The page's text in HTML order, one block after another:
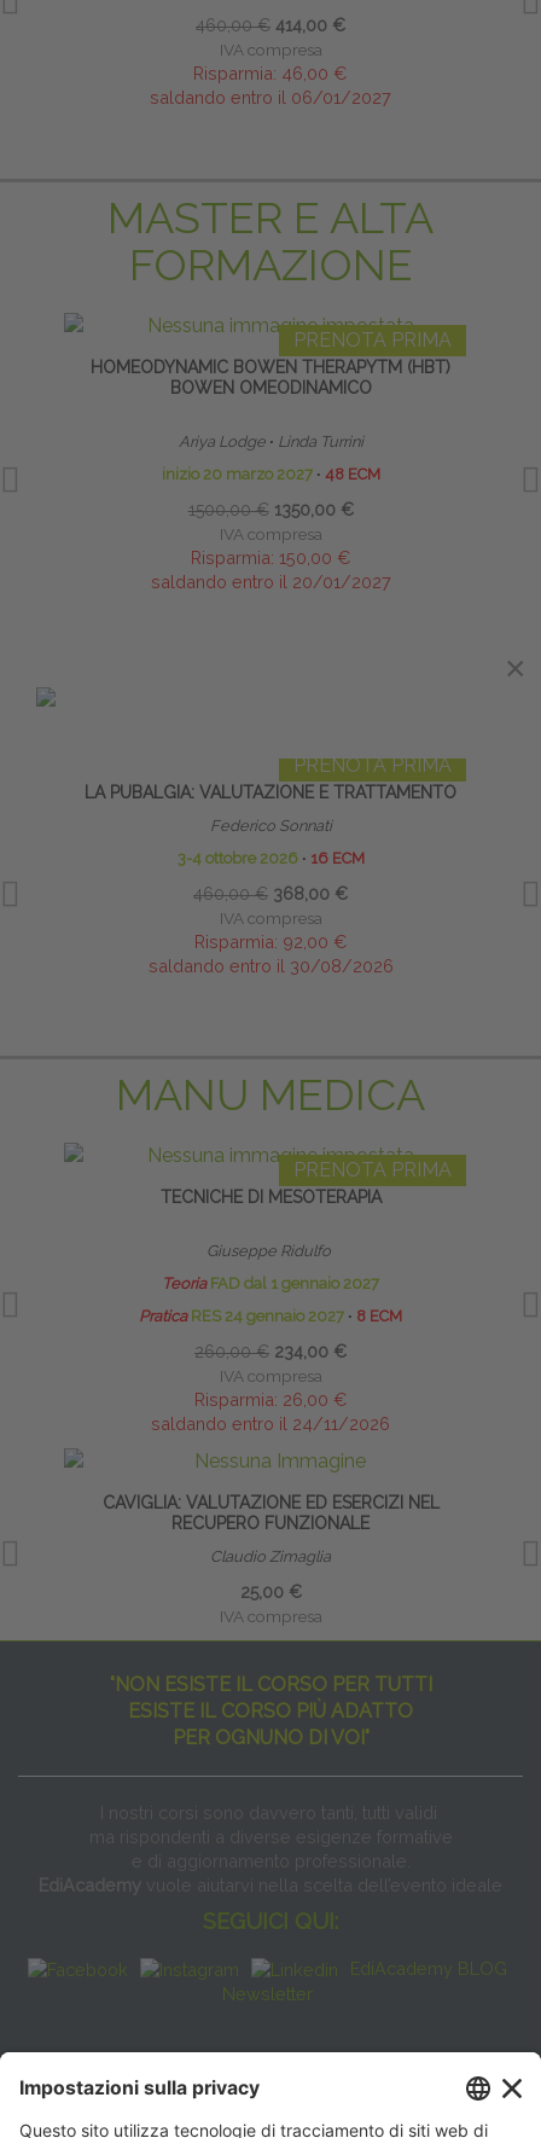
460,00 € 414,00 €
IVA compresa
Risparmia: 46,00 €
saldando entro il 06/01/2027
MASTER E ALTA
FORMAZIONE
PRENOTA PRIMA
HOMEODYNAMIC BOWEN THERAPYTM (HBT)
BOWEN OMEODINAMICO
Ariya Lodge ∙ Linda Turrini
inizio 20 marzo 2027 ∙ 48 ECM
1500,00 € 1350,00 €
IVA compresa
Risparmia: 150,00 €
saldando entro il 20/01/2027
PRENOTA PRIMA
LA PUBALGIA: VALUTAZIONE E TRATTAMENTO
Federico Sonnati
3-4 ottobre 2026 ∙ 16 ECM
460,00 € 368,00 €
IVA compresa
Risparmia: 92,00 €
saldando entro il 30/08/2026
MANU MEDICA
PRENOTA PRIMA
TECNICHE DI MESOTERAPIA
Giuseppe Ridulfo
Teoria FAD dal 1 gennaio 2027
PraticaRES 24 gennaio 2027 ∙ 8 ECM
260,00 € 234,00 €
IVA compresa
Risparmia: 26,00 €
saldando entro il 24/11/2026
CAVIGLIA: VALUTAZIONE ED ESERCIZI NEL
RECUPERO FUNZIONALE
Claudio Zimaglia
25,00 €
IVA compresa
"NON ESISTE IL CORSO PER TUTTI
ESISTE IL CORSO PIÙ ADATTO
PER OGNUNO DI VOI"
I nostri corsi sono davvero tanti, tutti validi
ma rispondenti a diverse esigenze formative
e di aggiornamento professionale.
EdiAcademy vuole aiutarvi nella scelta dell’evento ideale
SEGUICI QUI:
EdiAcademy BLOG
Newsletter
FAQ
×